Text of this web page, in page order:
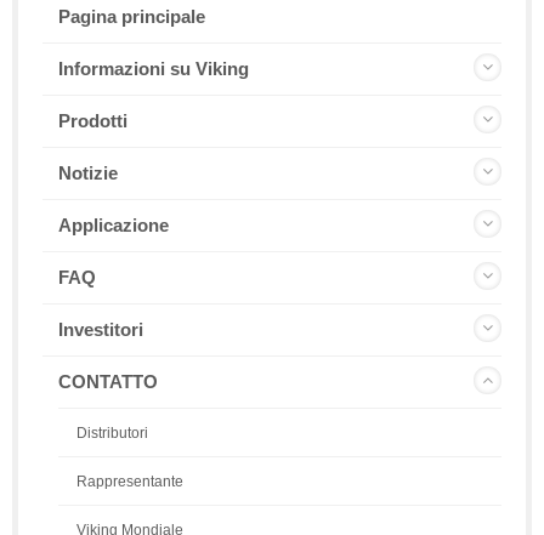
Pagina principale
Informazioni su Viking
Prodotti
Notizie
Applicazione
FAQ
Investitori
CONTATTO
Distributori
Rappresentante
Viking Mondiale